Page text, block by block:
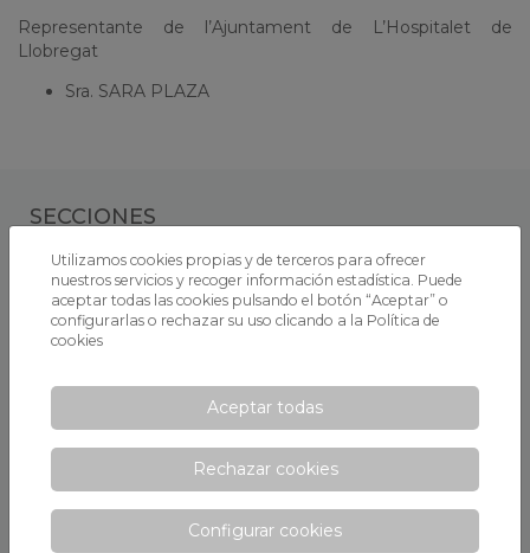
Representante de l’Ajuntament de L’Hospitalet de
Llobregat
Sra. SARA PLAZA
SECCIONES
Información general
Sobre Xaloc
Proyecto educativo
Horario escolar
Instalaciones
Utilizamos cookies propias y de terceros para ofrecer
nuestros servicios y recoger información estadística. Puede
aceptar todas las cookies pulsando el botón “Aceptar” o
configurarlas o rechazar su uso clicando a la Política de
cookies
Aceptar todas
Rechazar cookies
Configurar cookies